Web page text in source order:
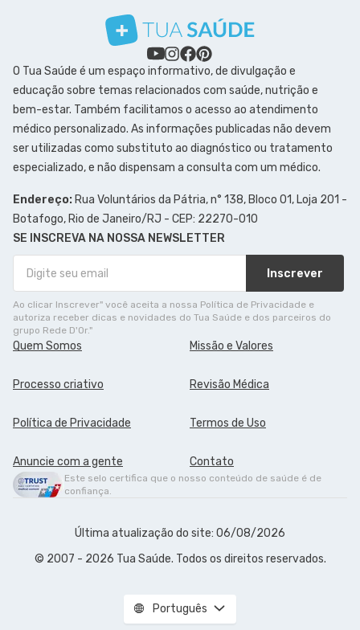
O Tua Saúde é um espaço informativo, de divulgação e
educação sobre temas relacionados com saúde, nutrição e
bem-estar. Também facilitamos o acesso ao atendimento
médico personalizado. As informações publicadas não devem
ser utilizadas como substituto ao diagnóstico ou tratamento
especializado, e não dispensam a consulta com um médico.
Endereço:Rua Voluntários da Pátria, n° 138, Bloco 01, Loja 201 -
Botafogo, Rio de Janeiro/RJ - CEP: 22270-010
SE INSCREVA NA NOSSA NEWSLETTER
Inscrever
Ao clicar Inscrever" você aceita a nossa Política de Privacidade e
autoriza receber dicas e novidades do Tua Saúde e dos parceiros do
grupo Rede D'Or."
Quem Somos Missão e Valores
Processo criativo Revisão Médica
Política de Privacidade Termos de Uso
Anuncie com a gente Contato
Este selo certifica que o nosso conteúdo de saúde é de
confiança.
Última atualização do site: 06/08/2026
© 2007 - 2026 Tua Saúde. Todos os direitos reservados.
Português